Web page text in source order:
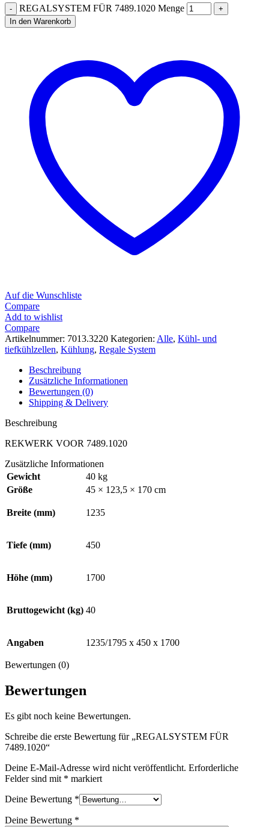
REGALSYSTEM FÜR 7489.1020 Menge
In den Warenkorb
Auf die Wunschliste
Compare
Add to wishlist
Compare
Artikelnummer: 7013.3220 Kategorien: Alle, Kühl- und
tiefkühlzellen, Kühlung, Regale System
Beschreibung
Zusätzliche Informationen
Bewertungen (0)
Shipping & Delivery
Beschreibung
REKWERK VOOR 7489.1020
Zusätzliche Informationen
Gewicht
40 kg
Größe
45 × 123,5 × 170 cm
Breite (mm) 1235
Tiefe (mm) 450
Höhe (mm) 1700
Bruttogewicht (kg) 40
Angaben 1235/1795 x 450 x 1700
Bewertungen (0)
Bewertungen
Es gibt noch keine Bewertungen.
Schreibe die erste Bewertung für „REGALSYSTEM FÜR
7489.1020“
Deine E-Mail-Adresse wird nicht veröffentlicht. Erforderliche
Felder sind mit * markiert
Deine Bewertung *
Deine Bewertung *